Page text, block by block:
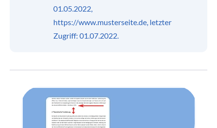
01.05.2022,
https://www.musterseite.de, letzter
Zugriff: 01.07.2022.